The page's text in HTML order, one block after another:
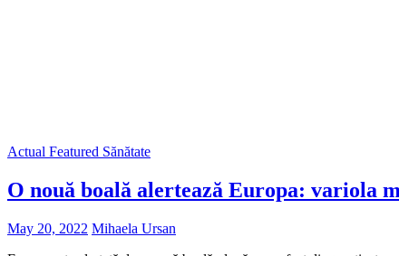
Actual Featured Sănătate
O nouă boală alertează Europa: variola
May 20, 2022 Mihaela Ursan